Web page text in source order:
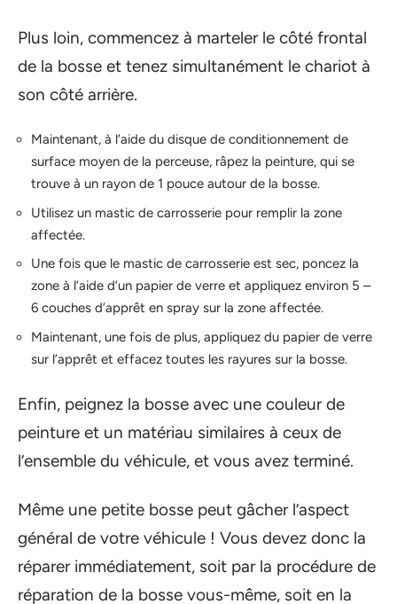
Plus loin, commencez à marteler le côté frontal
de la bosse et tenez simultanément le chariot à
son côté arrière.
Maintenant, à l’aide du disque de conditionnement de
surface moyen de la perceuse, râpez la peinture, qui se
trouve à un rayon de 1 pouce autour de la bosse.
Utilisez un mastic de carrosserie pour remplir la zone
affectée.
Une fois que le mastic de carrosserie est sec, poncez la
zone à l’aide d’un papier de verre et appliquez environ 5 –
6 couches d’apprêt en spray sur la zone affectée.
Maintenant, une fois de plus, appliquez du papier de verre
sur l’apprêt et effacez toutes les rayures sur la bosse.
Enfin, peignez la bosse avec une couleur de
peinture et un matériau similaires à ceux de
l’ensemble du véhicule, et vous avez terminé.
Même une petite bosse peut gâcher l’aspect
général de votre véhicule ! Vous devez donc la
réparer immédiatement, soit par la procédure de
réparation de la bosse vous-même, soit en la